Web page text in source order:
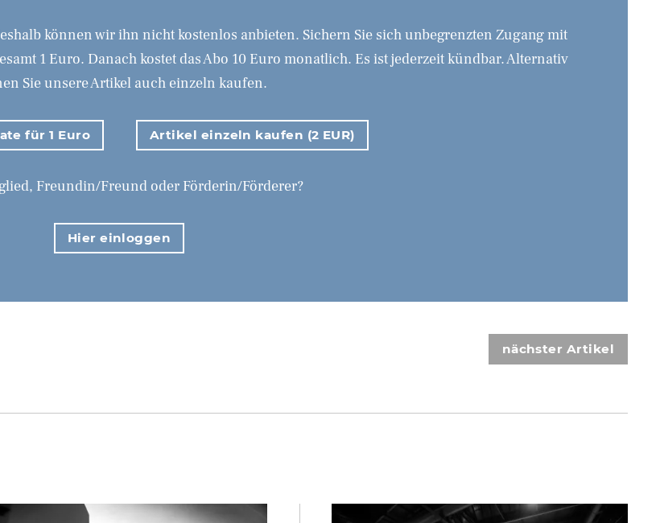
können wir ihn nicht kostenlos anbieten. Sichern Sie sich unbegrenzten Zugang mit
1 Euro. Danach kostet das Abo 10 Euro monatlich. Es ist jederzeit kündbar. Alternativ
Sie unsere Artikel auch einzeln kaufen.
für 1 Euro Artikel einzeln kaufen (2 EUR)
Freundin/Freund oder Förderin/Förderer?
Hier einloggen
nächster Artikel